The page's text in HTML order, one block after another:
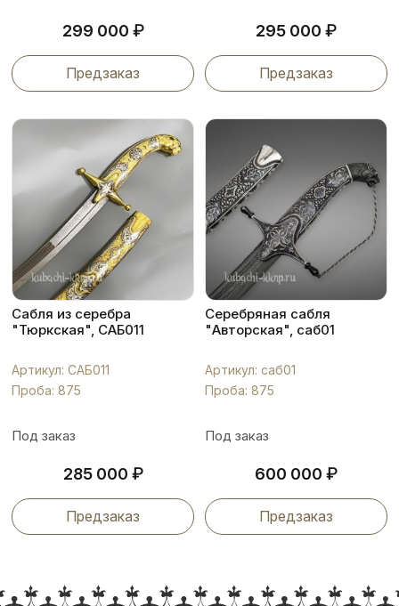
299 000 ₽
Предзаказ
295 000 ₽
Предзаказ
Сабля из серебра
"Тюркская", САБ011
Артикул: САБ011
Проба: 875
Под заказ
285 000 ₽
Предзаказ
Серебряная сабля
"Авторская", саб01
Артикул: саб01
Проба: 875
Под заказ
600 000 ₽
Предзаказ